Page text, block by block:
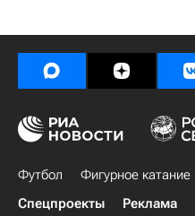
Футбол Фигурное катание
Спецпроекты
Реклама